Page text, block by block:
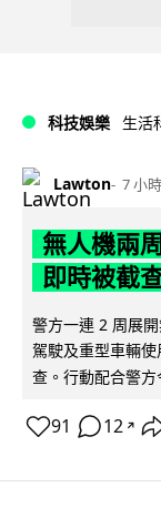
科技娛樂 生活
Lawton 7 小時
無人機兩
即時被截
警方一連 2 周展
駕駛及重型車輛
查。行動配合警
91 12 ↗